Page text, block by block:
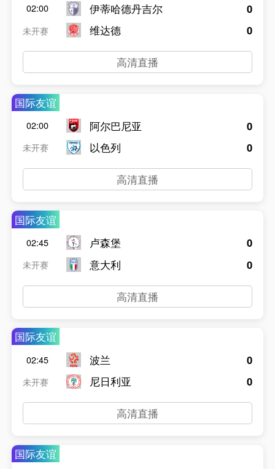
02:00
未开赛
伊蒂哈德丹吉尔
维达德
0
0
高清直播
国际友谊
02:00
未开赛
阿尔巴尼亚
以色列
0
0
高清直播
国际友谊
02:45
未开赛
卢森堡
意大利
0
0
高清直播
国际友谊
02:45
未开赛
波兰
尼日利亚
0
0
高清直播
国际友谊